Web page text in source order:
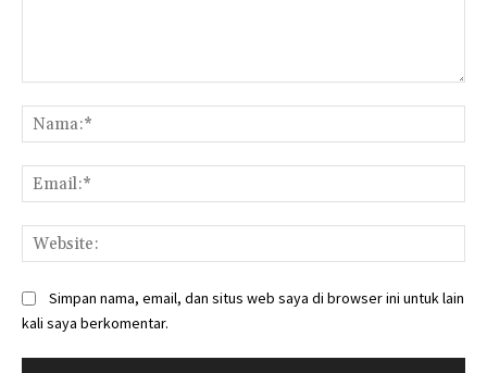
Simpan nama, email, dan situs web saya di browser ini untuk lain
kali saya berkomentar.